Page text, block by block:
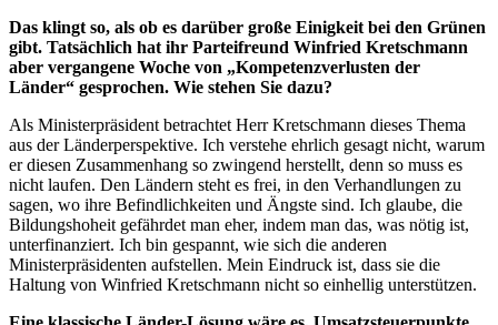
Das klingt so, als ob es darüber große Einigkeit bei den Grünen
gibt. Tatsächlich hat ihr Parteifreund Winfried Kretschmann
aber vergangene Woche von „Kompetenzverlusten der
Länder“ gesprochen. Wie stehen Sie dazu?
Als Ministerpräsident betrachtet Herr Kretschmann dieses Thema
aus der Länderperspektive. Ich verstehe ehrlich gesagt nicht, warum
er diesen Zusammenhang so zwingend herstellt, denn so muss es
nicht laufen. Den Ländern steht es frei, in den Verhandlungen zu
sagen, wo ihre Befindlichkeiten und Ängste sind. Ich glaube, die
Bildungshoheit gefährdet man eher, indem man das, was nötig ist,
unterfinanziert. Ich bin gespannt, wie sich die anderen
Ministerpräsidenten aufstellen. Mein Eindruck ist, dass sie die
Haltung von Winfried Kretschmann nicht so einhellig unterstützen.